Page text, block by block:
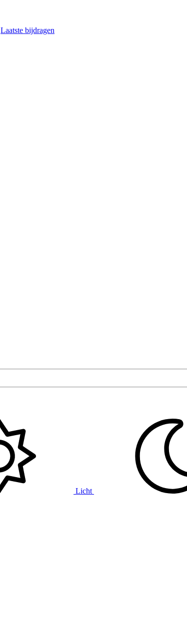
Laatste bijdragen
Licht